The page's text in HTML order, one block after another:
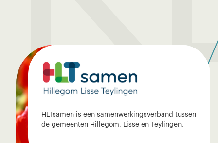
HLTsamen is een samenwerkingsverband tussen
de gemeenten Hillegom, Lisse en Teylingen.